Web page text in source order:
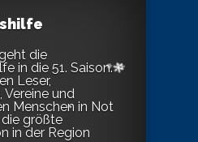
die
in die 51. Saison.
Leser,
Vereine und
Menschen in Not
größte
in der Region